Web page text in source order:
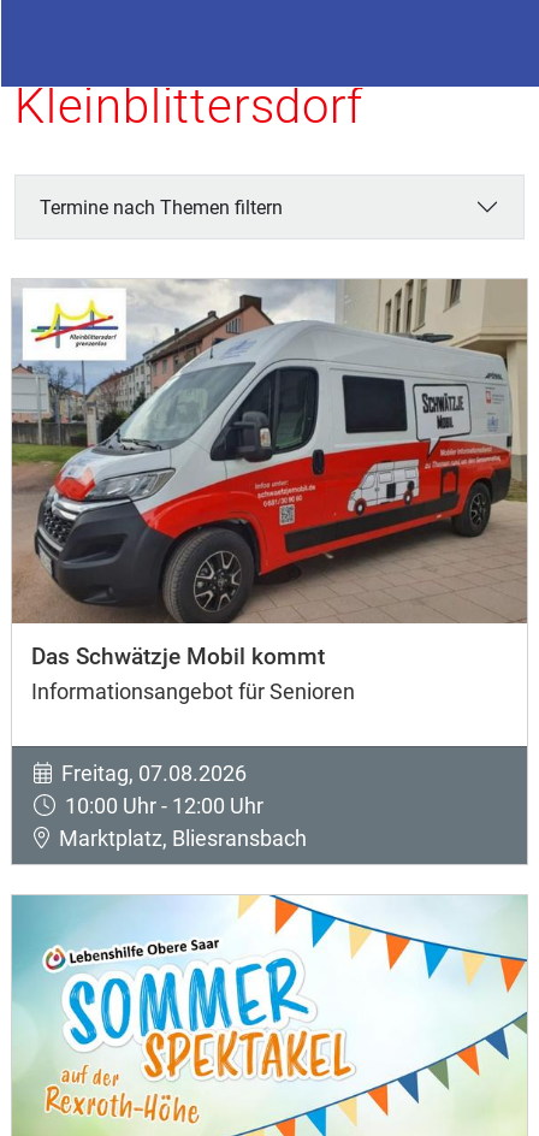
Kleinblittersdorf
Termine nach Themen filtern
Das Schwätzje Mobil kommt
Informationsangebot für Senioren
Freitag, 07.08.2026
10:00 Uhr - 12:00 Uhr
Marktplatz, Bliesransbach